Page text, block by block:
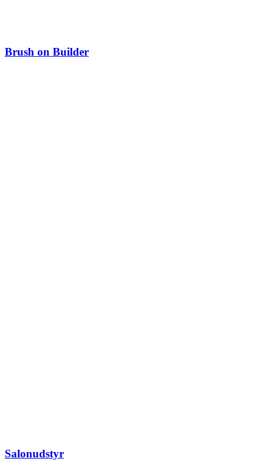
Brush on Builder
Salonudstyr